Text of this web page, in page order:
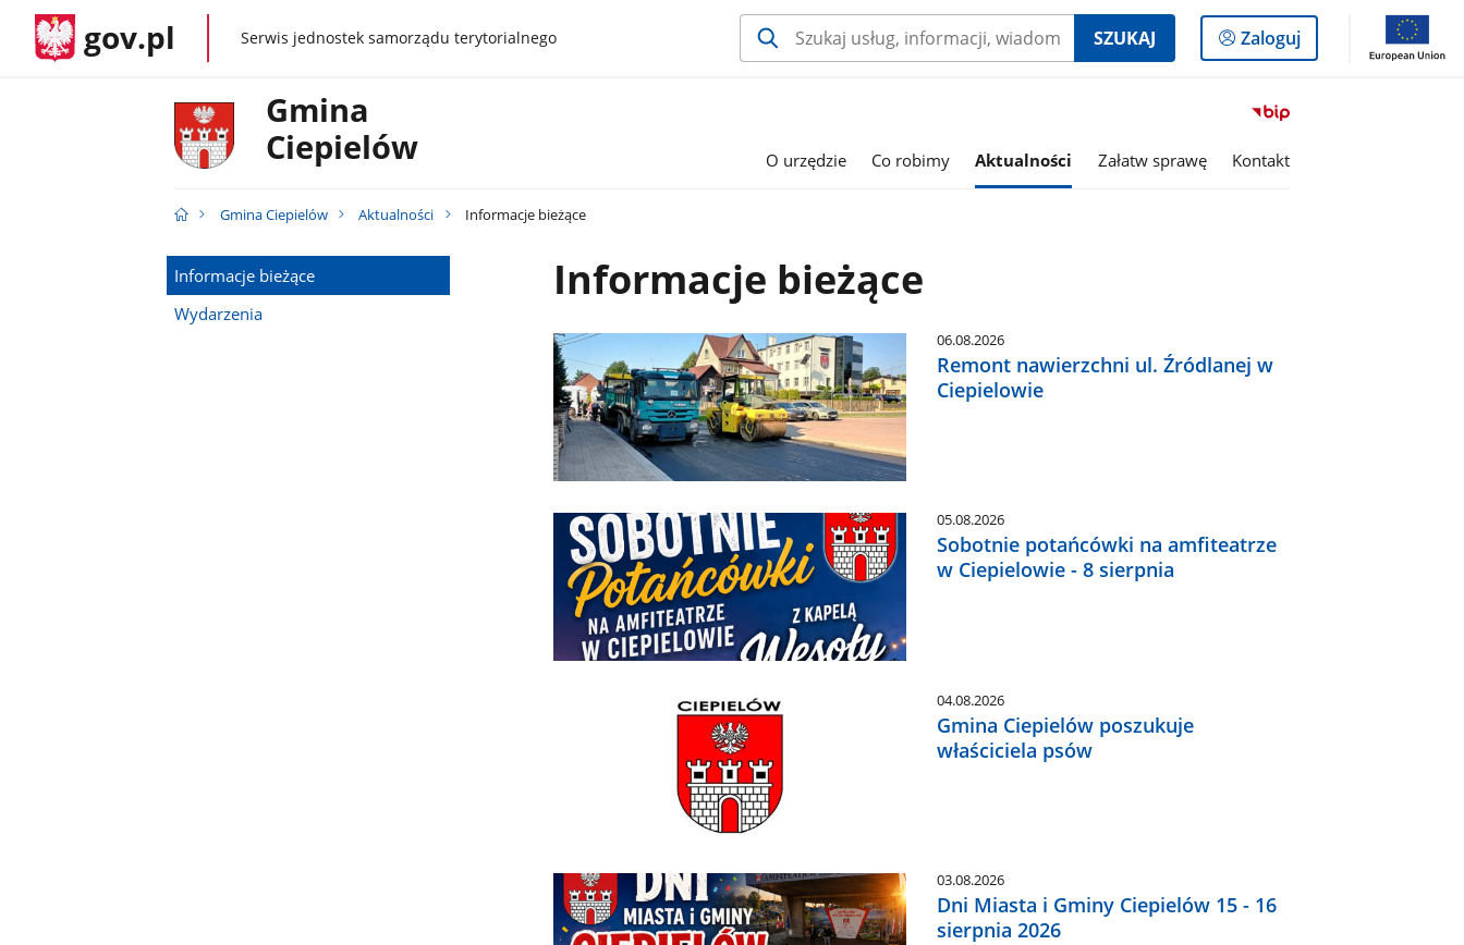
gov.pl gov.plSerwis jednostek samorządu terytorialnego SZUKAJ
Logowanie
do
Zaloguj
Przejdź
serwisu
Gmina
Ciepielów
O urzędzie Co robimy Aktualności Załatw sprawę Kontakt
Gmina Ciepielów Aktualności Informacje bieżące
Informacje bieżące
Wydarzenia
Informacje bieżące
06.08.2026
Remont nawierzchni ul. Źródlanej w
Ciepielowie
05.08.2026
Sobotnie potańcówki na amfiteatrze
w Ciepielowie - 8 sierpnia
04.08.2026
Gmina Ciepielów poszukuje
właściciela psów
03.08.2026
Dni Miasta i Gminy Ciepielów 15 - 16
sierpnia 2026